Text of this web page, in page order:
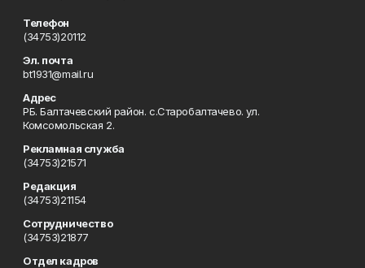
Телефон
(34753)20112
Эл. почта
bt1931@mail.ru
Адрес
РБ. Балтачевский район. с.Старобалтачево. ул.
Комсомольская 2.
Рекламная служба
(34753)21571
Редакция
(34753)21154
Сотрудничество
(34753)21877
Отдел кадров